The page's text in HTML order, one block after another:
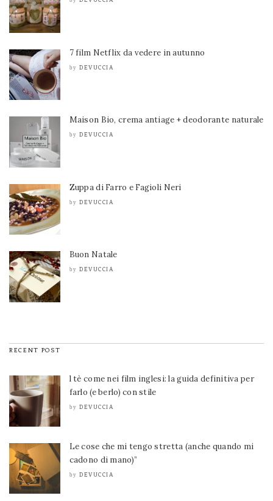
7 film Netflix da vedere in autunno
by DEVUCCIA
Maison Bio, crema antiage + deodorante naturale
by DEVUCCIA
Zuppa di Farro e Fagioli Neri
by DEVUCCIA
Buon Natale
by DEVUCCIA
RECENT POST
l tè come nei film inglesi: la guida definitiva per
farlo (e berlo) con stile
by DEVUCCIA
Le cose che mi tengo stretta (anche quando mi
cadono di mano)”
by DEVUCCIA